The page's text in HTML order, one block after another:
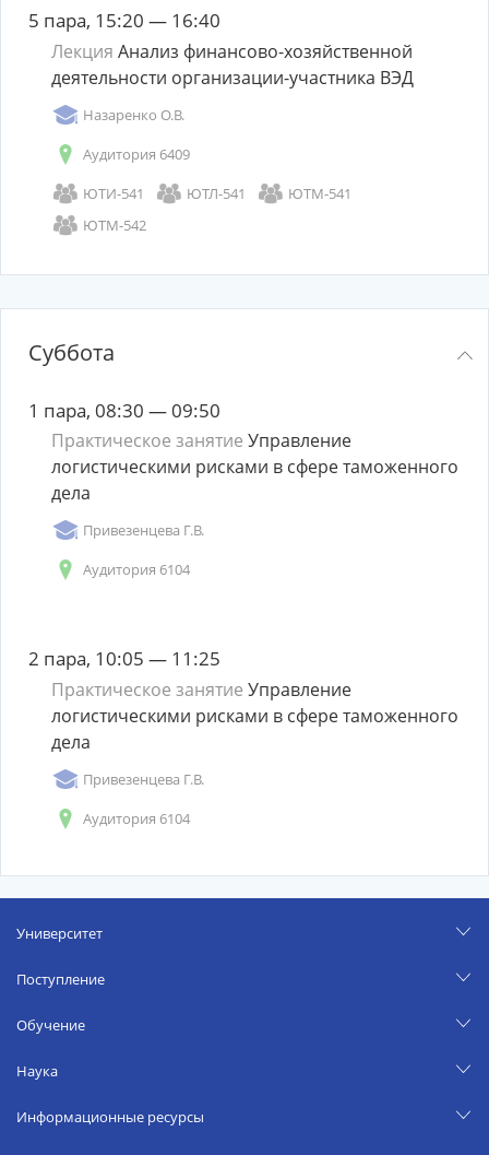
5 пара, 15:20 — 16:40
Лекция Анализ финансово-хозяйственной
деятельности организации-участника ВЭД
Назаренко О.В.
Аудитория 6409
ЮТИ-541
ЮТЛ-541
ЮТМ-541
ЮТМ-542
Суббота
1 пара, 08:30 — 09:50
Практическое занятие Управление
логистическими рисками в сфере таможенного
дела
Привезенцева Г.В.
Аудитория 6104
2 пара, 10:05 — 11:25
Практическое занятие Управление
логистическими рисками в сфере таможенного
дела
Привезенцева Г.В.
Аудитория 6104
Университет
Поступление
Обучение
Наука
Информационные ресурсы